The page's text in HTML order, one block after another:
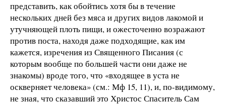
представить, как обойтись хотя бы в течение
нескольких дней без мяса и других видов лакомой и
утучняющей плоть пищи, и ожесточенно возражают
против поста, находя даже подходящие, как им
кажется, изречения из Священного Писания (с
которым вообще по большей части они даже не
знакомы) вроде того, что «входящее в уста не
оскверняет человека» (см.: Мф 15, 11), и, по-видимому,
не зная, что сказавший это Христос Спаситель Сам